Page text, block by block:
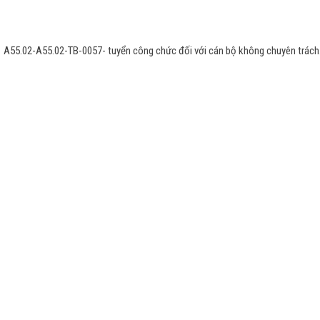
A55.02-A55.02-TB-0057- tuyển công chức đối với cán bộ không chuyên